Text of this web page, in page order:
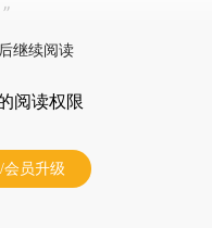
继续阅读
阅读权限
会员升级